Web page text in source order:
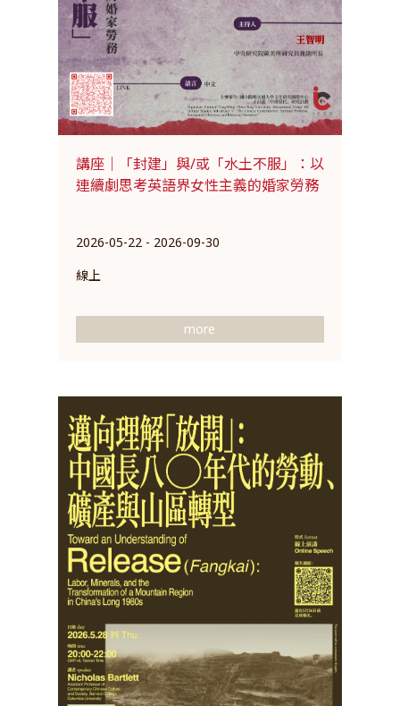
講座｜「封建」與/或「水土不服」：以
連續劇思考英語界女性主義的婚家勞務
2026-05-22 - 2026-09-30
線上
more